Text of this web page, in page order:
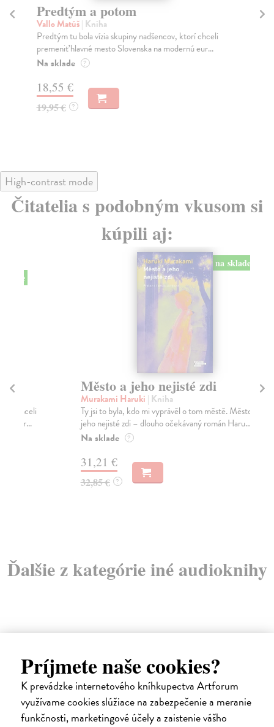
Príjmete naše cookies?
K prevádzke internetového kníhkupectva Artforum
využívame cookies slúžiace na zabezpečenie a meranie
funkčnosti, marketingové účely a zaistenie vášho
Predtým a potom
Vallo Matúš| Kniha
Predtým tu bola vízia skupiny nadšencov, ktorí chceli
premeniť hlavné mesto Slovenska na modernú eur...
Na sklade ?
18,55 €
19,95 € ?
High-contrast mode
Čitatelia s podobným vkusom si
kúpili aj:
na sklade
Město a jeho nejisté zdi
Murakami Haruki| Kniha
Ty jsi to byla, kdo mi vyprávěl o tom městě. Město a
jeho nejisté zdi – dlouho očekávaný román Haru...
?
Ďalšie z kategórie iné audioknihy
E-AUDIO